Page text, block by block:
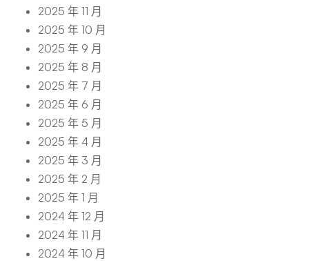
2025 年 11 月
2025 年 10 月
2025 年 9 月
2025 年 8 月
2025 年 7 月
2025 年 6 月
2025 年 5 月
2025 年 4 月
2025 年 3 月
2025 年 2 月
2025 年 1 月
2024 年 12 月
2024 年 11 月
2024 年 10 月